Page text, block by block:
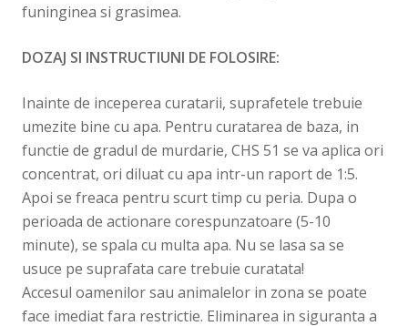
funinginea si grasimea.
DOZAJ SI INSTRUCTIUNI DE FOLOSIRE:
Inainte de inceperea curatarii, suprafetele trebuie
umezite bine cu apa. Pentru curatarea de baza, in
functie de gradul de murdarie, CHS 51 se va aplica ori
concentrat, ori diluat cu apa intr-un raport de 1:5.
Apoi se freaca pentru scurt timp cu peria. Dupa o
perioada de actionare corespunzatoare (5-10
minute), se spala cu multa apa. Nu se lasa sa se
usuce pe suprafata care trebuie curatata!
Accesul oamenilor sau animalelor in zona se poate
face imediat fara restrictie. Eliminarea in siguranta a